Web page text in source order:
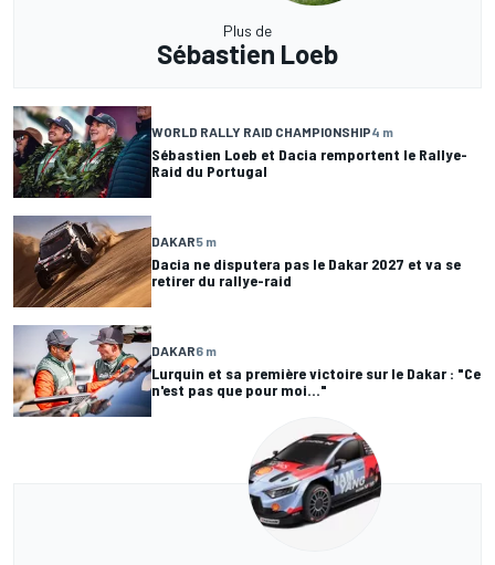
Plus de
Sébastien Loeb
WORLD RALLY RAID CHAMPIONSHIP4 m
Sébastien Loeb et Dacia remportent le Rallye-
Raid du Portugal
DAKAR5 m
Dacia ne disputera pas le Dakar 2027 et va se
retirer du rallye-raid
DAKAR6 m
Lurquin et sa première victoire sur le Dakar : "Ce
n'est pas que pour moi..."